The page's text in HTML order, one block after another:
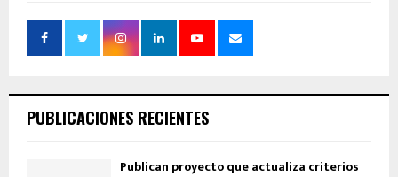
PUBLICACIONES RECIENTES
Publican proyecto que actualiza criterios